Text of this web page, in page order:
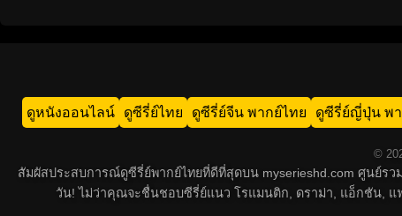
ดูหนังออนไลน์ ดูซีรี่ย์ไทย ดูซีรี่ย์จีน พากย์ไทย ดูซีรี่ย์ญี่ปุ่น พ
©
สัมผัสประสบการณ์ดูซีรี่ย์พากย์ไทยที่ดีที่สุดบน myserieshd.com ศูนย์
วัน! ไม่ว่าคุณจะชื่นชอบซีรี่ย์แนว โรแมนติก, ดราม่า, แอ็กชัน, แ